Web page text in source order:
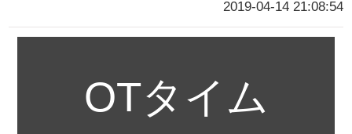
2019-04-14 21:08:54
OTタイム